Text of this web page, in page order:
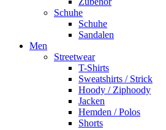
Schuhe
Schuhe
Sandalen
Men
Streetwear
T-Shirts
Sweatshirts / Strick
Hoody / Ziphoody
Jacken
Hemden / Polos
Shorts